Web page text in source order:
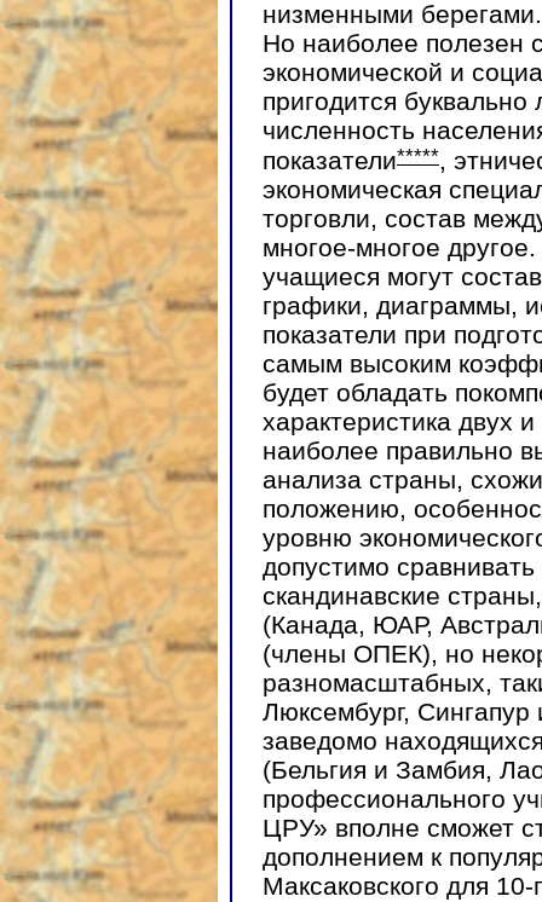
низменными берегами.
Но наиболее полезен
экономической и
пригодится
численность
показатели*****,
экономическая
торговли, состав
многое-многое
учащиеся могут
графики, диаграммы,
показатели при
самым высоким
будет обладать
характеристика двух
наиболее правильно
анализа страны,
положению,
уровню
допустимо
скандинавские
(Канада, ЮАР,
(члены ОПЕК), но
разномасштабных,
Люксембург, Сингапур
заведомо
(Бельгия и Замбия,
профессионального
ЦРУ» вполне сможет
дополнением к
Максаковского для 10-